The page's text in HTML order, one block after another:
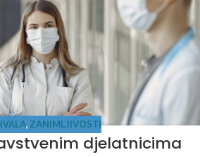
, ZANIMLJIVOSTI
djelatnicima